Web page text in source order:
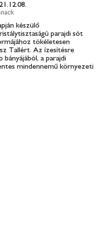
készülő
parajdi sót
tökéletesen
Tallért. Az ízesítésre
bányájából, a parajdi
mindennemű környezeti